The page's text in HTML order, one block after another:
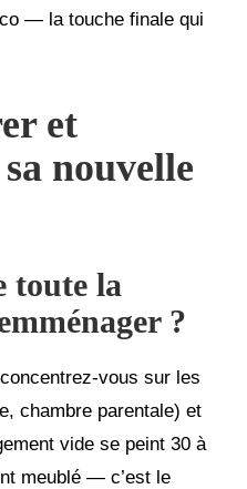
— la touche finale qui
et
nouvelle
toute la
?
vous sur les
chambre parentale) et
vide se peint 30 à
meublé — c’est le